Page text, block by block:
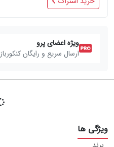
ویژه اعضای پرو
ارسال سریع و رایگان کنکورباز
ویژگی ها
برند